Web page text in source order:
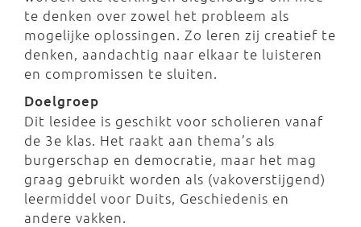
te denken over zowel het probleem als
mogelijke oplossingen. Zo leren zij creatief te
denken, aandachtig naar elkaar te luisteren
en compromissen te sluiten.
Doelgroep
Dit lesidee is geschikt voor scholieren vanaf
de 3e klas. Het raakt aan thema’s als
burgerschap en democratie, maar het mag
graag gebruikt worden als (vakoverstijgend)
leermiddel voor Duits, Geschiedenis en
andere vakken.